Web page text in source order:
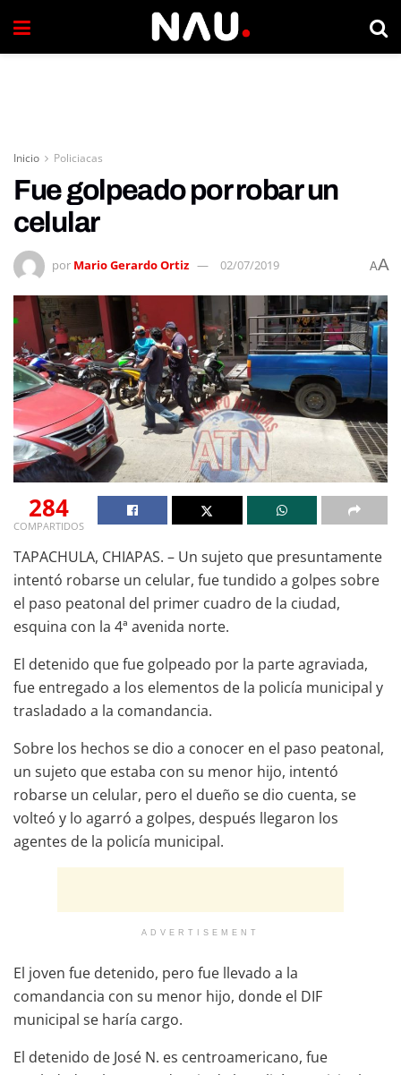
Inicio Policiacas
Fue golpeado por robar un
celular
por Mario Gerardo Ortiz 02/07/2019 AA
284
COMPARTIDOS
TAPACHULA, CHIAPAS. – Un sujeto que presuntamente
intentó robarse un celular, fue tundido a golpes sobre
el paso peatonal del primer cuadro de la ciudad,
esquina con la 4ª avenida norte.
El detenido que fue golpeado por la parte agraviada,
fue entregado a los elementos de la policía municipal y
trasladado a la comandancia.
Sobre los hechos se dio a conocer en el paso peatonal,
un sujeto que estaba con su menor hijo, intentó
robarse un celular, pero el dueño se dio cuenta, se
volteó y lo agarró a golpes, después llegaron los
agentes de la policía municipal.
ADVERTISEMENT
El joven fue detenido, pero fue llevado a la
comandancia con su menor hijo, donde el DIF
municipal se haría cargo.
El detenido de José N. es centroamericano, fue